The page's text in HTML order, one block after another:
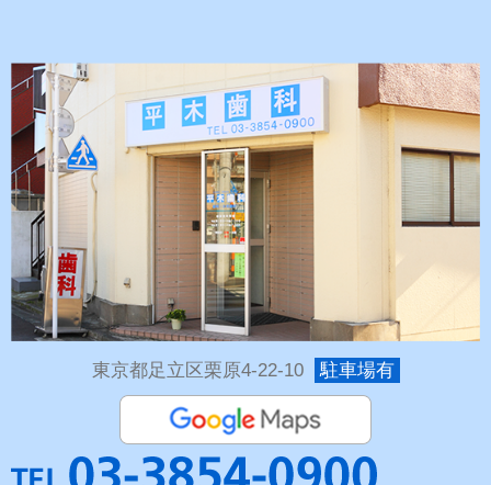
東京都足立区栗原4-22-10 駐車場有